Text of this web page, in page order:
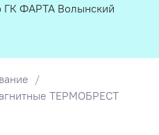
ТЕРМОБРЕСТ
ГК ФАРТА Волынский